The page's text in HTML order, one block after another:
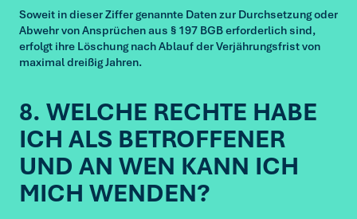
Soweit in dieser Ziffer genannte Daten zur Durchsetzung oder
Abwehr von Ansprüchen aus § 197 BGB erforderlich sind,
erfolgt ihre Löschung nach Ablauf der Verjährungsfrist von
maximal dreißig Jahren.
8. WELCHE RECHTE HABE
ICH ALS BETROFFENER
UND AN WEN KANN ICH
MICH WENDEN?